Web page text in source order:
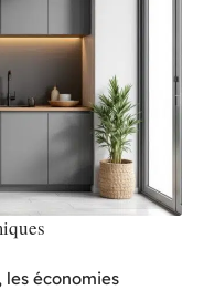
économies